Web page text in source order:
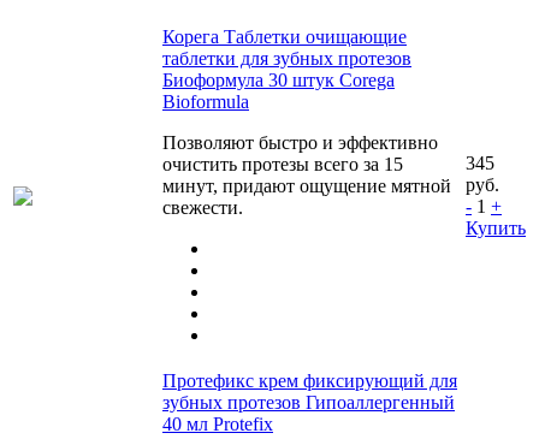
Корега Таблетки очищающие
таблетки для зубных протезов
Биоформула 30 штук Corega
Bioformula
Позволяют быстро и эффективно
очистить протезы всего за 15
минут, придают ощущение мятной
свежести.
345
руб.
- 1 +
Купить
Протефикс крем фиксирующий для
зубных протезов Гипоаллергенный
40 мл Protefix